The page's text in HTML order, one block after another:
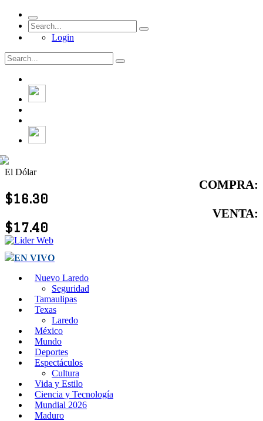
Login
El Dólar
COMPRA:
$16.30
VENTA:
$17.40
EN VIVO
Nuevo Laredo
Seguridad
Tamaulipas
Texas
Laredo
México
Mundo
Deportes
Espectáculos
Cultura
Vida y Estilo
Ciencia y Tecnología
Mundial 2026
Maduro